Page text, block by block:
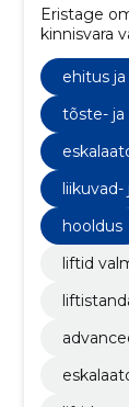
Eristage
kinnisvara
parimat
ehitus ja
tõste- ja
liikuvad-
hooldus
liftid